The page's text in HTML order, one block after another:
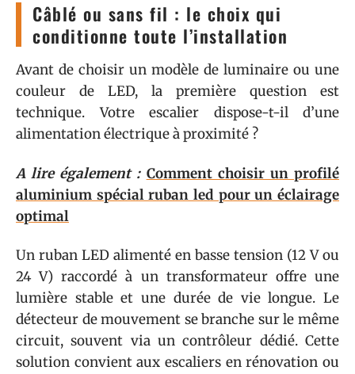
Câblé ou sans fil : le choix qui
conditionne toute l’installation
Avant de choisir un modèle de luminaire ou une
couleur de LED, la première question est
technique. Votre escalier dispose-t-il d’une
alimentation électrique à proximité ?
A lire également : Comment choisir un profilé
aluminium spécial ruban led pour un éclairage
optimal
Un ruban LED alimenté en basse tension (12 V ou
24 V) raccordé à un transformateur offre une
lumière stable et une durée de vie longue. Le
détecteur de mouvement se branche sur le même
circuit, souvent via un contrôleur dédié. Cette
solution convient aux escaliers en rénovation ou